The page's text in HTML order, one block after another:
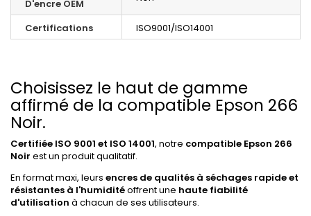
D'encre OEM
Certifications ISO9001/ISO14001
Choisissez le haut de gamme
affirmé de la compatible Epson 266
Noir.
Certifiée ISO 9001 et ISO 14001, notre compatible Epson 266
Noir est un produit qualitatif.
En format maxi, leurs encres de qualités à séchages rapide et
résistantes à l'humiditéoffrent une haute fiabilité
d'utilisation à chacun de ses utilisateurs.